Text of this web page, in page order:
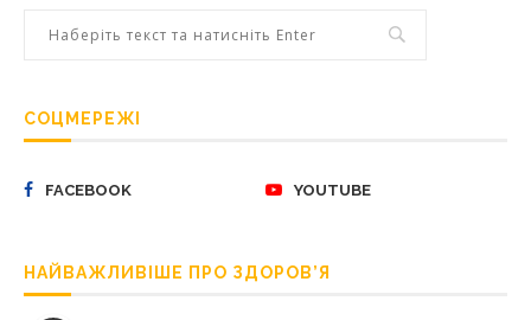
СОЦМЕРЕЖІ
FACEBOOK YOUTUBE
НАЙВАЖЛИВІШЕ ПРО ЗДОРОВ’Я